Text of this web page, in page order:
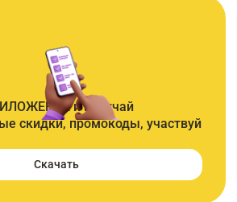
и получай
скидки, промокоды, участвуй
Скачать